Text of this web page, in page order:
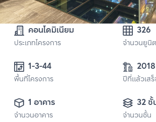
คอนโดมิเนียม
ประเภทโครงการ
326
จำนวนยูนิต
1-3-44
พื้นที่โครงการ
2018
ปีที่แล้วเส
1 อาคาร
จำนวนอาคาร
32 ชั้
จำนวนชั้น